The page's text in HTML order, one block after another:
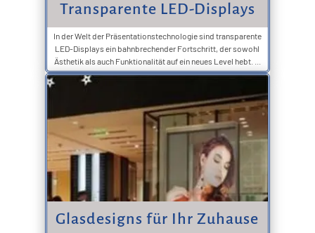
Transparente LED-Displays
In der Welt der Präsentationstechnologie sind transparente
LED-Displays ein bahnbrechender Fortschritt, der sowohl
Ästhetik als auch Funktionalität auf ein neues Level hebt. ...
Glasdesigns für Ihr Zuhause